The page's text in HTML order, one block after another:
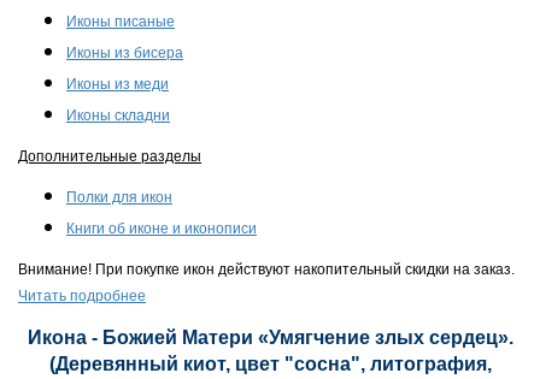
Иконы писаные
Иконы из бисера
Иконы из меди
Иконы складни
Дополнительные разделы
Полки для икон
Книги об иконе и иконописи
Внимание! При покупке икон действуют накопительный скидки на заказ.
Читать подробнее
Икона - Божией Матери «Умягчение злых сердец».
(Деревянный киот, цвет "сосна", литография,